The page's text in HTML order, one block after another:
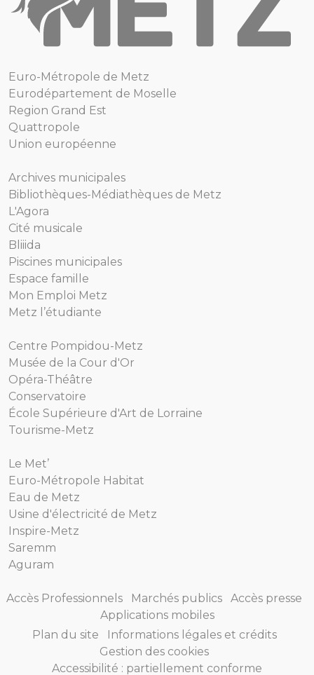
Euro-Métropole de Metz
Eurodépartement de Moselle
Region Grand Est
Quattropole
Union européenne
Archives municipales
Bibliothèques-Médiathèques de Metz
L'Agora
Cité musicale
Bliiida
Piscines municipales
Espace famille
Mon Emploi Metz
Metz l’étudiante
Centre Pompidou-Metz
Musée de la Cour d'Or
Opéra-Théâtre
Conservatoire
École Supérieure d'Art de Lorraine
Tourisme-Metz
Le Met’
Euro-Métropole Habitat
Eau de Metz
Usine d'électricité de Metz
Inspire-Metz
Saremm
Aguram
Accès Professionnels Marchés publics
Accès presse
Applications mobiles
Plan du site
Informations légales et crédits
Gestion des cookies
Accessibilité : partiellement conforme